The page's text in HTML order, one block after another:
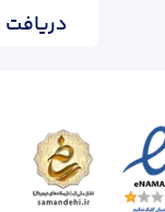
دریافت